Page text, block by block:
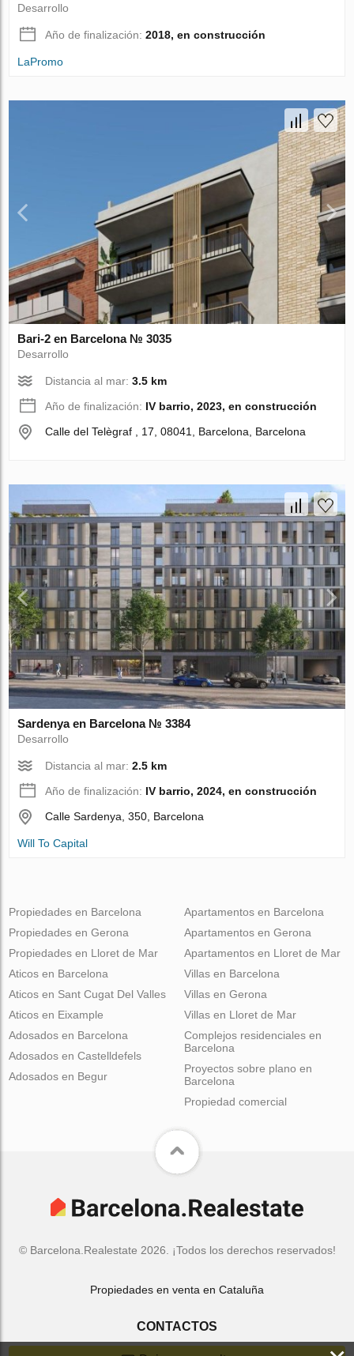
Desarrollo
Año de finalización:2018, en construcción
LaPromo
Bari-2 en Barcelona № 3035
Desarrollo
Distancia al mar:3.5 km
Año de finalización: IV barrio, 2023, en construcción
Calle del Telègraf , 17, 08041, Barcelona, Barcelona
Sardenya en Barcelona № 3384
Desarrollo
Distancia al mar:2.5 km
Año de finalización: IV barrio, 2024, en construcción
Calle Sardenya, 350, Barcelona
Will To Capital
Propiedades en Barcelona
Propiedades en Gerona
Propiedades en Lloret de Mar
Apartamentos en Barcelona
Apartamentos en Gerona
Apartamentos en Lloret de Mar
Aticos en Barcelona
Aticos en Sant Cugat Del Valles
Aticos en Eixample
Villas en Barcelona
Villas en Gerona
Villas en Lloret de Mar
Adosados en Barcelona
Adosados en Castelldefels
Adosados en Begur
Complejos residenciales en
Barcelona
Proyectos sobre plano en
Barcelona
Propiedad comercial
© Barcelona.Realestate 2026. ¡Todos los derechos reservados!
Propiedades en venta en Cataluña
CONTACTOS